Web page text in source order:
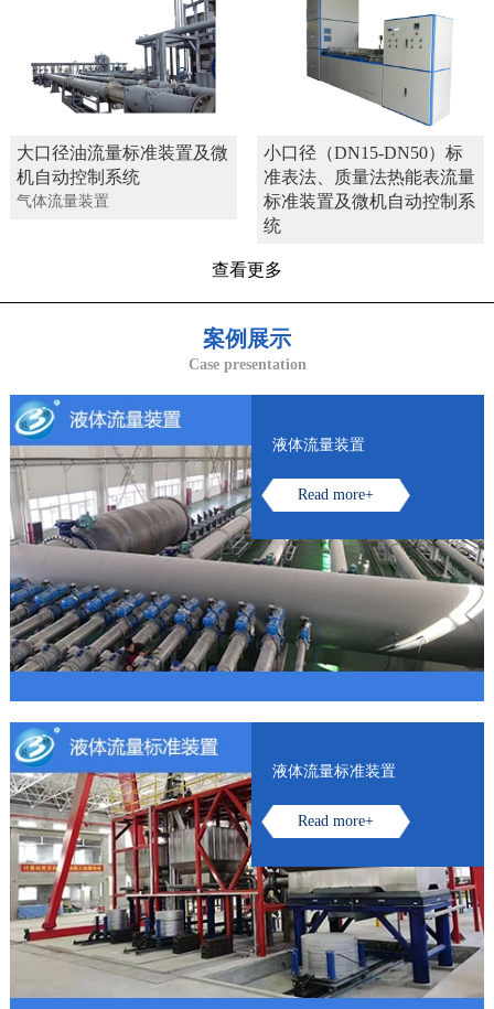
大口径油流量标准装置及微
机自动控制系统
气体流量装置
小口径（DN15-DN50）标
准表法、质量法热能表流量
标准装置及微机自动控制系
统
查看更多
案例展示
Case presentation
液体流量装置
Read more+
液体流量标准装置
Read more+